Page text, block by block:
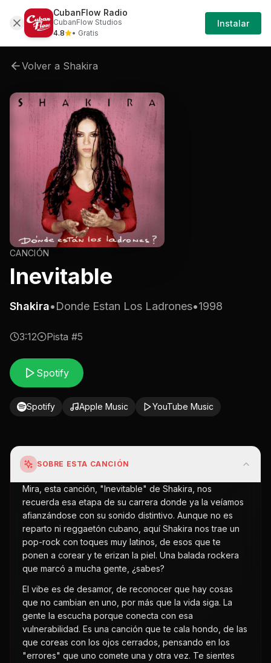
Artistas Shakira Shakira-donde-estan-los-
Volver a Shakira
CANCIÓN
Inevitable
Shakira•Donde Estan Los Ladrones•1998
3:12 Pista #5
Spotify
Spotify Apple Music YouTube Music
SOBRE ESTA CANCIÓN
Mira, esta canción, "Inevitable" de Shakira, nos
recuerda esa etapa de su carrera donde ya la veíamos
afianzándose con su sonido distintivo. Aunque no es
reparto ni reggaetón cubano, aquí Shakira nos trae un
pop-rock con toques muy latinos, de esos que te
ponen a corear y te erizan la piel. Una balada rockera
que marcó a mucha gente, ¿sabes?
El vibe es de desamor, de reconocer que hay cosas
que no cambian en uno, por más que la vida siga. La
gente la escucha porque conecta con esa
vulnerabilidad. Es una canción que te cala hondo, de las
que coreas con los ojos cerrados, pensando en los
"errores" que uno comete una y otra vez. Te sientes
CubanFlow Radio
CubanFlow Studios
4.8
• Gratis
Instalar